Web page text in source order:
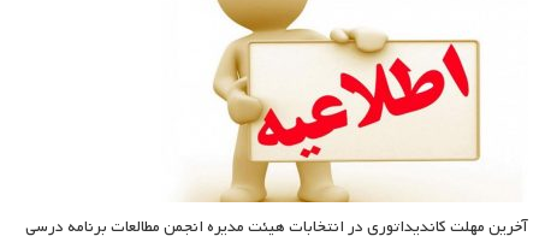
آخرین مهلت کاندیداتوری در انتخابات هیئت مدیره انجمن مطالعات برنامه درسی